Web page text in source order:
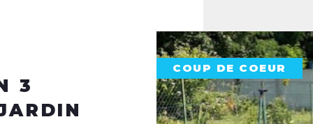
Agence transaction
Longueau
Agence location et
80000 Amiens
Contactez-nous par